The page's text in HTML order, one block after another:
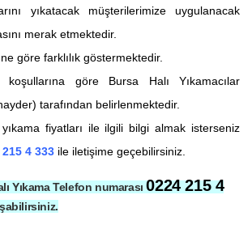
yıkatacak müşterilerimize uygulanacak
merak etmektedir.
göre farklılık göstermektedir.
göre Bursa Halı Yıkamacılar
tarafından belirlenmektedir.
fiyatları ile ilgili bilgi almak isterseniz
4 333 ile iletişime geçebilirsiniz.
Yıkama Telefon numarası 0224 215 4